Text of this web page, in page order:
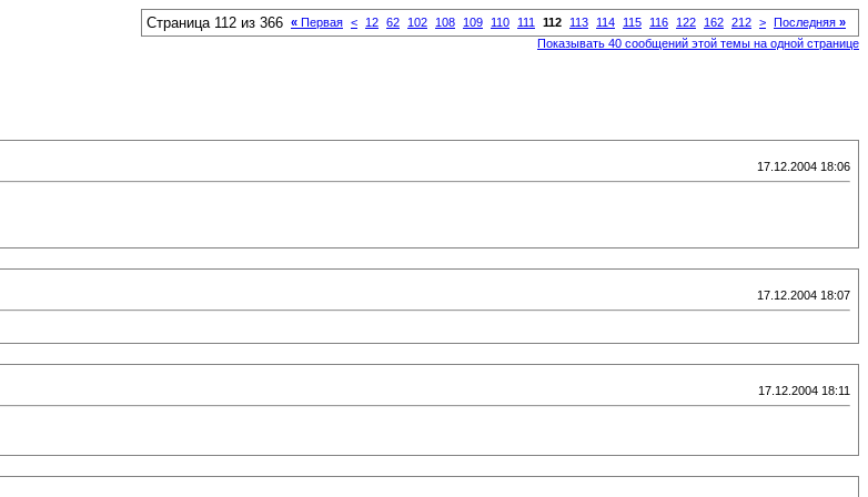
Страница 112 из 366 « Первая < 12 62 102 108 109 110 111 112 113 114 115 116 122 162 212 > Последняя »
Показывать 40 сообщений этой темы на одной странице
17.12.2004 18:06
17.12.2004 18:07
17.12.2004 18:11